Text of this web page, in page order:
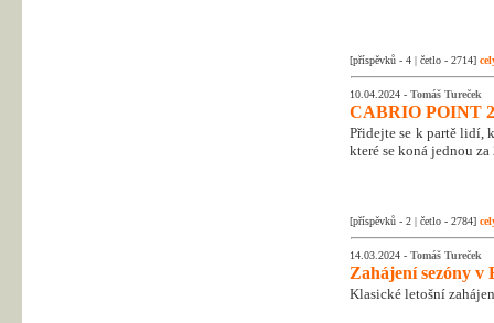
[příspěvků - 4 | četlo - 2714]
10.04.2024 - Tomáš Tureček
CABRIO POINT
Přidejte se k partě lidí,
které se koná jednou
[příspěvků - 2 | četlo - 2784]
14.03.2024 - Tomáš Tureček
Zahájení sezóny v
Klasické letošní